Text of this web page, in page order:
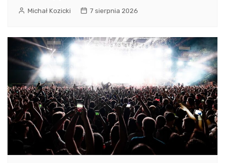
Michał Kozicki 7 sierpnia 2026